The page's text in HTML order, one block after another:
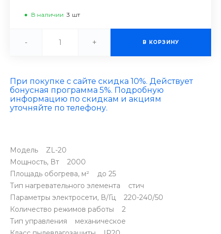
В наличии 3 шт
- + В КОРЗИНУ
При покупке с сайте скидка 10%. Действует
бонусная программа 5%. Подробную
информацию по скидкам и акциям
уточняйте по телефону.
Модель ZL-20
Мощность, Вт 2000
Площадь обогрева, м² до 25
Тип нагревательного элемента стич
Параметры электросети, В/Гц 220-240/50
Количество режимов работы 2
Тип управления механическое